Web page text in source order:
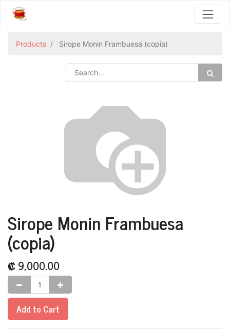
Products Sirope Monin Frambuesa (copia)
Sirope Monin Frambuesa
(copia)
₡9,000.00
Add to Cart